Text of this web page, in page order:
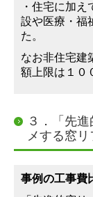
・住宅に加
設や医療・福
た。
なお非住宅建
額上限は１０
３．「先
メする窓
事例の工事費